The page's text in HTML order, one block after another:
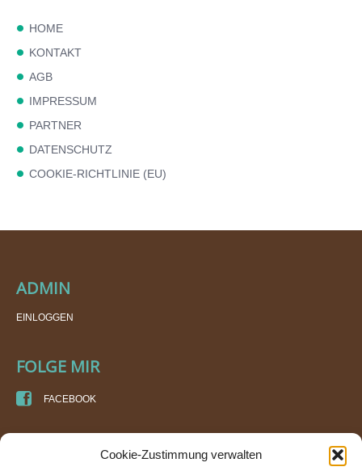
Cookie-Zustimmung verwalten
HOME
KONTAKT
AGB
IMPRESSUM
PARTNER
DATENSCHUTZ
COOKIE-RICHTLINIE (EU)
ADMIN
EINLOGGEN
FOLGE MIR
FACEBOOK